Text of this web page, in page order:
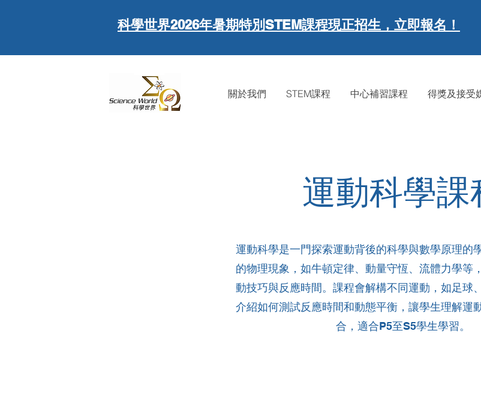
科學世界2026年暑期特別STEM課程現正招生，立即報名！
關於我們 STEM課程 中心補習課程 得獎及接受
運動科學課
運動科學是一門探索運動背後的科學與數學原理的
的物理現象，如牛頓定律、動量守恆、流體力學等
動技巧與反應時間。課程會解構不同運動，如足球
介紹如何測試反應時間和動態平衡，讓學生理解運
合，適合P5至S5學生學習。